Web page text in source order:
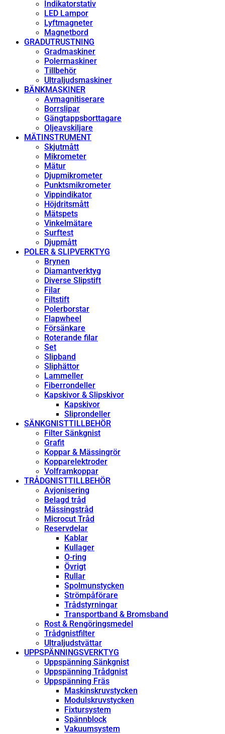
Indikatorstativ
LED Lampor
Lyftmagneter
Magnetbord
GRADUTRUSTNING
Gradmaskiner
Polermaskiner
Tillbehör
Ultraljudsmaskiner
BÄNKMASKINER
Avmagnitiserare
Borrslipar
Gängtappsborttagare
Oljeavskiljare
MÄTINSTRUMENT
Skjutmått
Mikrometer
Mätur
Djupmikrometer
Punktsmikrometer
Vippindikator
Höjdritsmått
Mätspets
Vinkelmätare
Surftest
Djupmått
POLER & SLIPVERKTYG
Brynen
Diamantverktyg
Diverse Slipstift
Filar
Filtstift
Polerborstar
Flapwheel
Försänkare
Roterande filar
Set
Slipband
Sliphättor
Lammeller
Fiberrondeller
Kapskivor & Slipskivor
Kapskivor
Sliprondeller
SÄNKGNISTTILLBEHÖR
Filter Sänkgnist
Grafit
Koppar & Mässingrör
Kopparelektroder
Volframkoppar
TRÅDGNISTTILLBEHÖR
Avjonisering
Belagd tråd
Mässingstråd
Microcut Tråd
Reservdelar
Kablar
Kullager
O-ring
Övrigt
Rullar
Spolmunstycken
Strömpåförare
Trådstyrningar
Transportband & Bromsband
Rost & Rengöringsmedel
Trådgnistfilter
Ultraljudstvättar
UPPSPÄNNINGSVERKTYG
Uppspänning Sänkgnist
Uppspänning Trådgnist
Uppspänning Fräs
Maskinskruvstycken
Modulskruvstycken
Fixtursystem
Spännblock
Vakuumsystem